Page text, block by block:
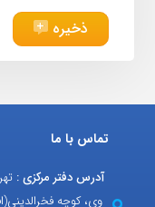
ذخیره
تماس با ما
آدرس دفتر مرکزی :